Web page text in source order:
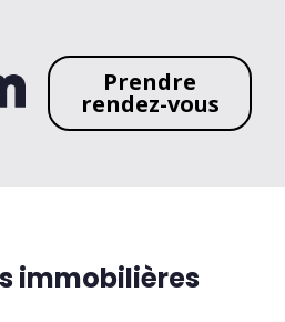
Prendre
rendez-vous
immobilières